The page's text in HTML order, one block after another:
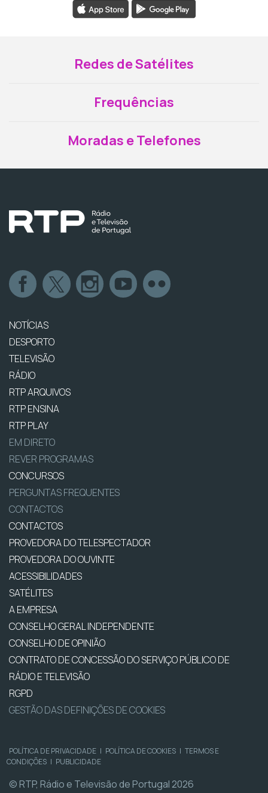
Redes de Satélites
Frequências
Moradas e Telefones
NOTÍCIAS
DESPORTO
TELEVISÃO
RÁDIO
RTP ARQUIVOS
RTP ENSINA
RTP PLAY
EM DIRETO
REVER PROGRAMAS
CONCURSOS
PERGUNTAS FREQUENTES
CONTACTOS
CONTACTOS
PROVEDORA DO TELESPECTADOR
PROVEDORA DO OUVINTE
ACESSIBILIDADES
SATÉLITES
A EMPRESA
CONSELHO GERAL INDEPENDENTE
CONSELHO DE OPINIÃO
CONTRATO DE CONCESSÃO DO SERVIÇO PÚBLICO DE
RÁDIO E TELEVISÃO
RGPD
GESTÃO DAS DEFINIÇÕES DE COOKIES
POLÍTICA DE PRIVACIDADE | POLÍTICA DE COOKIES | TERMOS E
CONDIÇÕES | PUBLICIDADE
© RTP, Rádio e Televisão de Portugal 2026